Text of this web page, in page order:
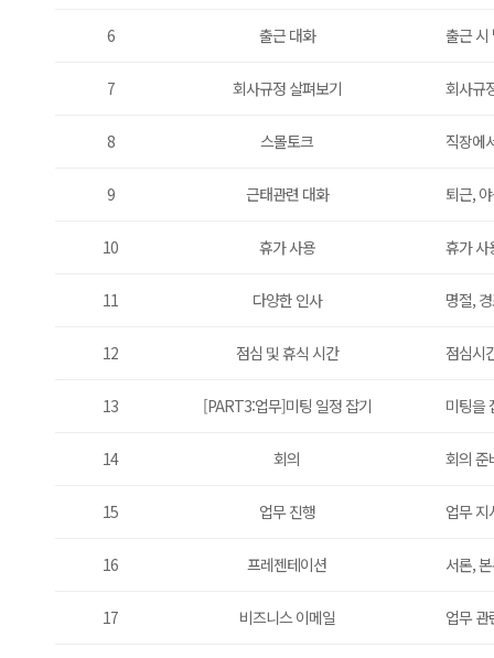
6 출근 대화 출근 시
7 회사규정 살펴보기 회사규
8 스몰토크 직장에
9 근태관련 대화 퇴근,
10 휴가 사용 휴가 사
11 다양한 인사 명절,
12 점심 및 휴식 시간 점심시
13 [PART3:업무]미팅 일정 잡기 미팅을
14 회의 회의 준
15 업무 진행 업무 지
16 프레젠테이션 서론,
17 비즈니스 이메일 업무 관